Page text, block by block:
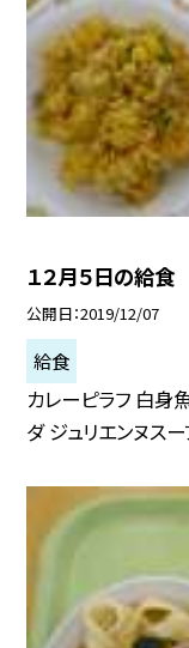
１２月５日の給食
公開日 2019/12/07
給食
カレーピラフ 白身
ダ ジュリエンヌス